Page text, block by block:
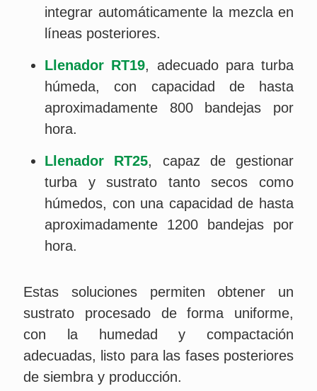
integrar automáticamente la mezcla en
líneas posteriores.
Llenador RT19, adecuado para turba
húmeda, con capacidad de hasta
aproximadamente 800 bandejas por
hora.
Llenador RT25, capaz de gestionar
turba y sustrato tanto secos como
húmedos, con una capacidad de hasta
aproximadamente 1200 bandejas por
hora.
Estas soluciones permiten obtener un
sustrato procesado de forma uniforme,
con la humedad y compactación
adecuadas, listo para las fases posteriores
de siembra y producción.